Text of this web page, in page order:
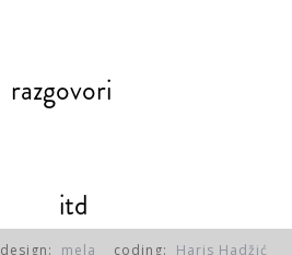
razgovori
itd
design: mela coding: Haris Hadžić